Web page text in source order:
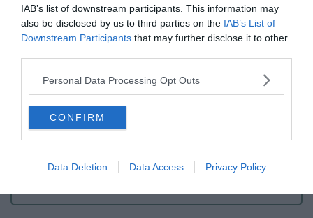
IAB’s list of downstream participants. This information may
also be disclosed by us to third parties on the IAB’s List of
Downstream Participants that may further disclose it to other
Personal Data Processing Opt Outs
CONFIRM
Data Deletion Data Access Privacy Policy
Tarifs: €€